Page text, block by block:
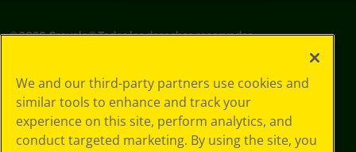
©2026Crayola® Todos los derechos reservados.
de privacidad
Política de
privacidad
Términos de SMS
We and our third-party partners use cookies and
similar tools to enhance and track your
experience on this site, perform analytics, and
conduct targeted marketing. By using the site, you